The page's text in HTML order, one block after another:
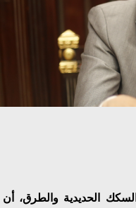
الحديدية والطرق، أن